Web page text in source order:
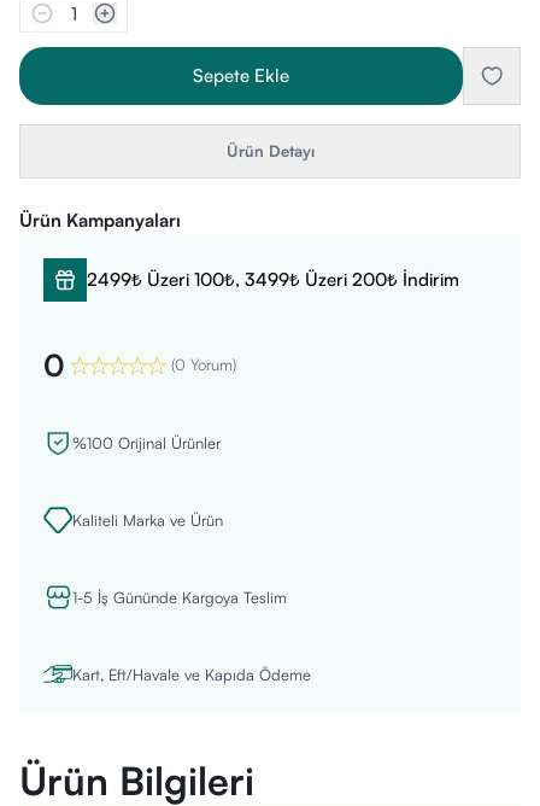
1
Sepete Ekle
Ürün Detayı
Ürün Kampanyaları
2499₺ Üzeri 100₺, 3499₺ Üzeri 200₺ İndirim
0 (0 Yorum)
%100 Orijinal Ürünler
Kaliteli Marka ve Ürün
1-5 İş Gününde Kargoya Teslim
Kart, Eft/Havale ve Kapıda Ödeme
Ürün Bilgileri